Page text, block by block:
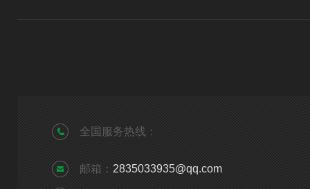
全国服务热线：
邮箱： 2835033935@qq.com